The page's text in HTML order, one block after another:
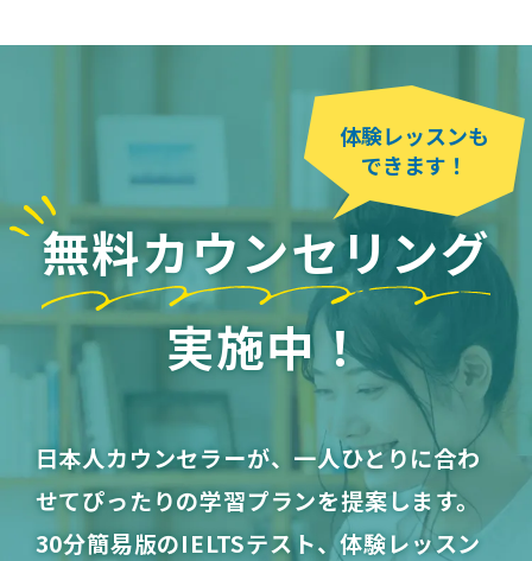
無料カウンセリング
実施中！
体験レッスンも
できます！
日本人カウンセラーが、一人ひとりに合わ
せてぴったりの学習プランを提案します。
30分簡易版のIELTSテスト、体験レッスン